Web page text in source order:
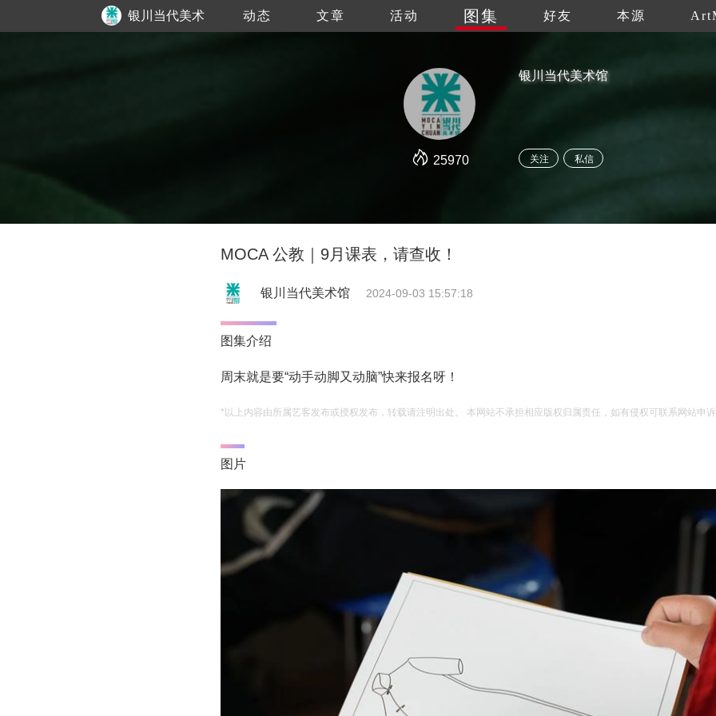
银川当代美术 动态 文章 活动 图集 好友 本源
25970
银川当代美术馆
关注 私信
MOCA 公教｜9月课表，请查收！
银川当代美术馆 2024-09-03 15:57:18
图集介绍
周末就是要“动手动脚又动脑”快来报名呀！
*以上内容由所属艺客发布或授权发布，转载请注明出处。 本网站不承担相应版权归属责任，如有侵权可联系网站申
图片